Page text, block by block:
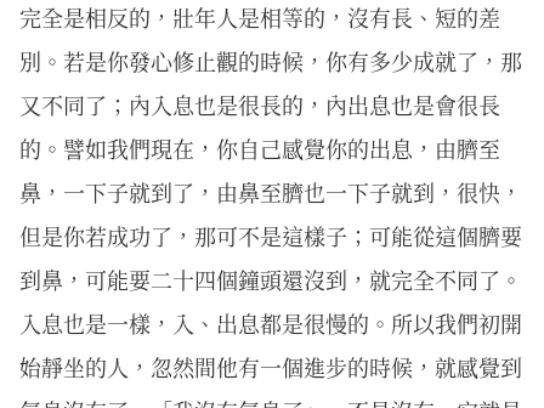
完全是相反的，壯年人是相等的，沒有長、短的差
別。若是你發心修止觀的時候，你有多少成就了，那
又不同了；內入息也是很長的，內出息也是會很長
的。譬如我們現在，你自己感覺你的出息，由臍至
鼻，一下子就到了，由鼻至臍也一下子就到，很快，
但是你若成功了，那可不是這樣子；可能從這個臍要
到鼻，可能要二十四個鐘頭還沒到，就完全不同了。
入息也是一樣，入、出息都是很慢的。所以我們初開
始靜坐的人，忽然間他有一個進步的時候，就感覺到